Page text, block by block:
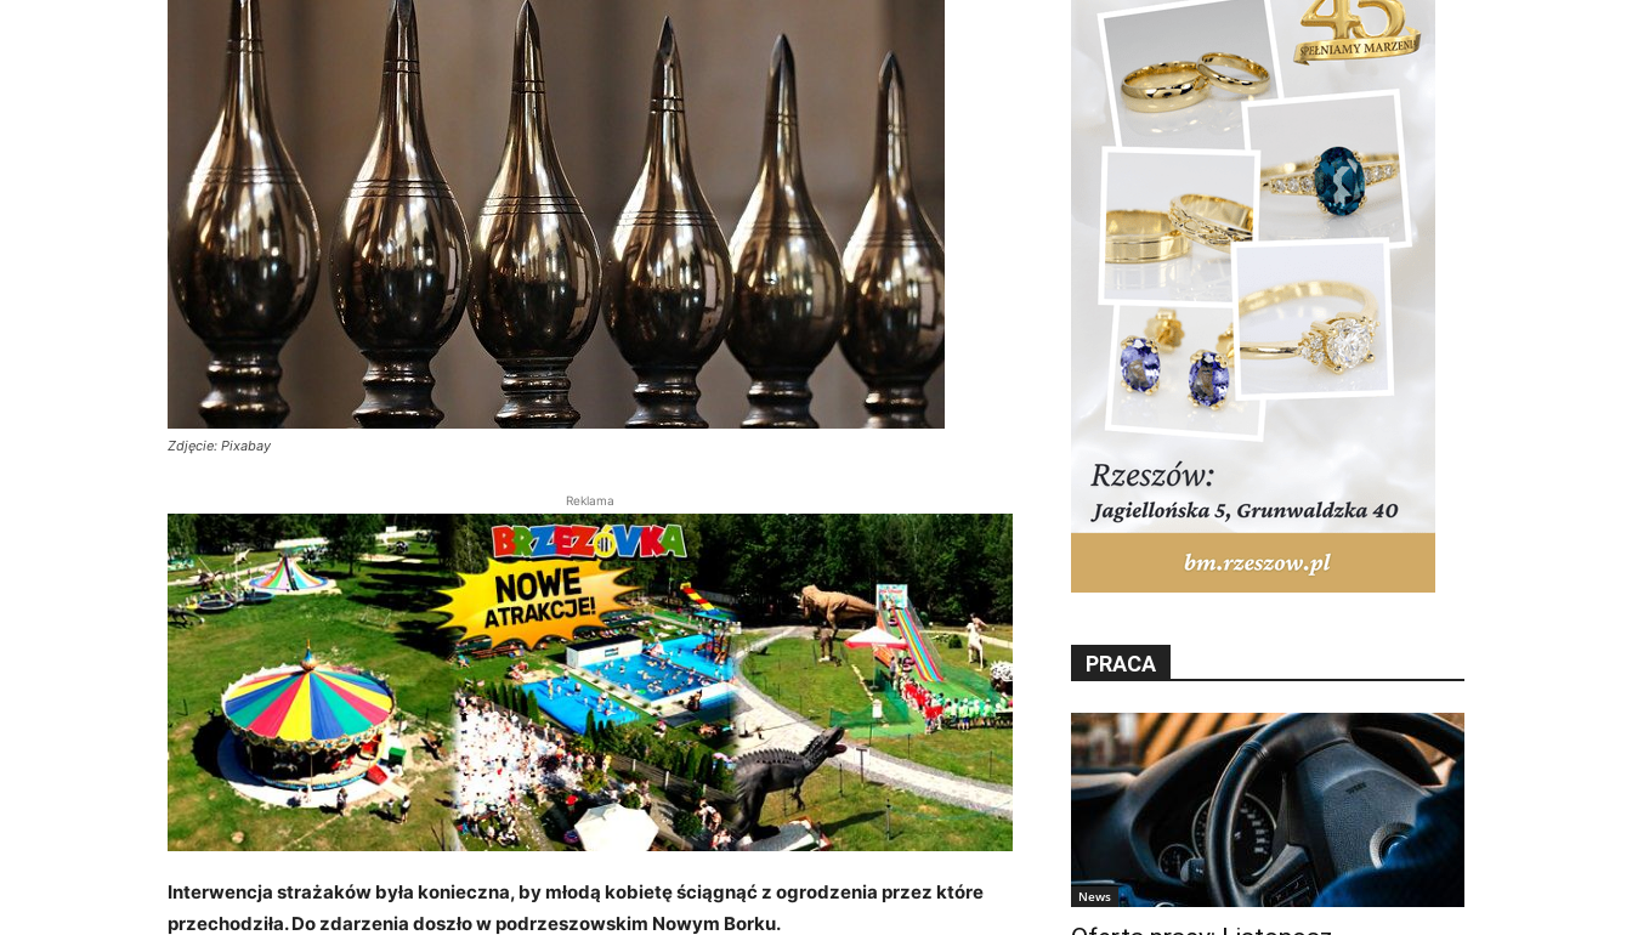
Zdjęcie: Pixabay
Reklama
Interwencja strażaków była konieczna, by młodą kobietę ściągnąć z ogrodzenia przez które
przechodziła. Do zdarzenia doszło w podrzeszowskim Nowym Borku.
PRACA
News